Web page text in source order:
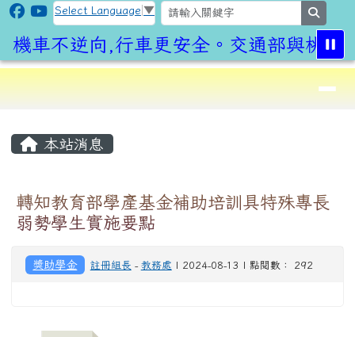
跳至主內容區
CLPS Site
Select Language ▼
機車不逆向,行車更安全。交通部與桃園
⏸
導覽列
本站消息
轉知教育部學產基金補助培訓具特殊專長
弱勢學生實施要點
獎助學金 註冊組長 - 教務處 | 2024-08-13 | 點閱數： 292